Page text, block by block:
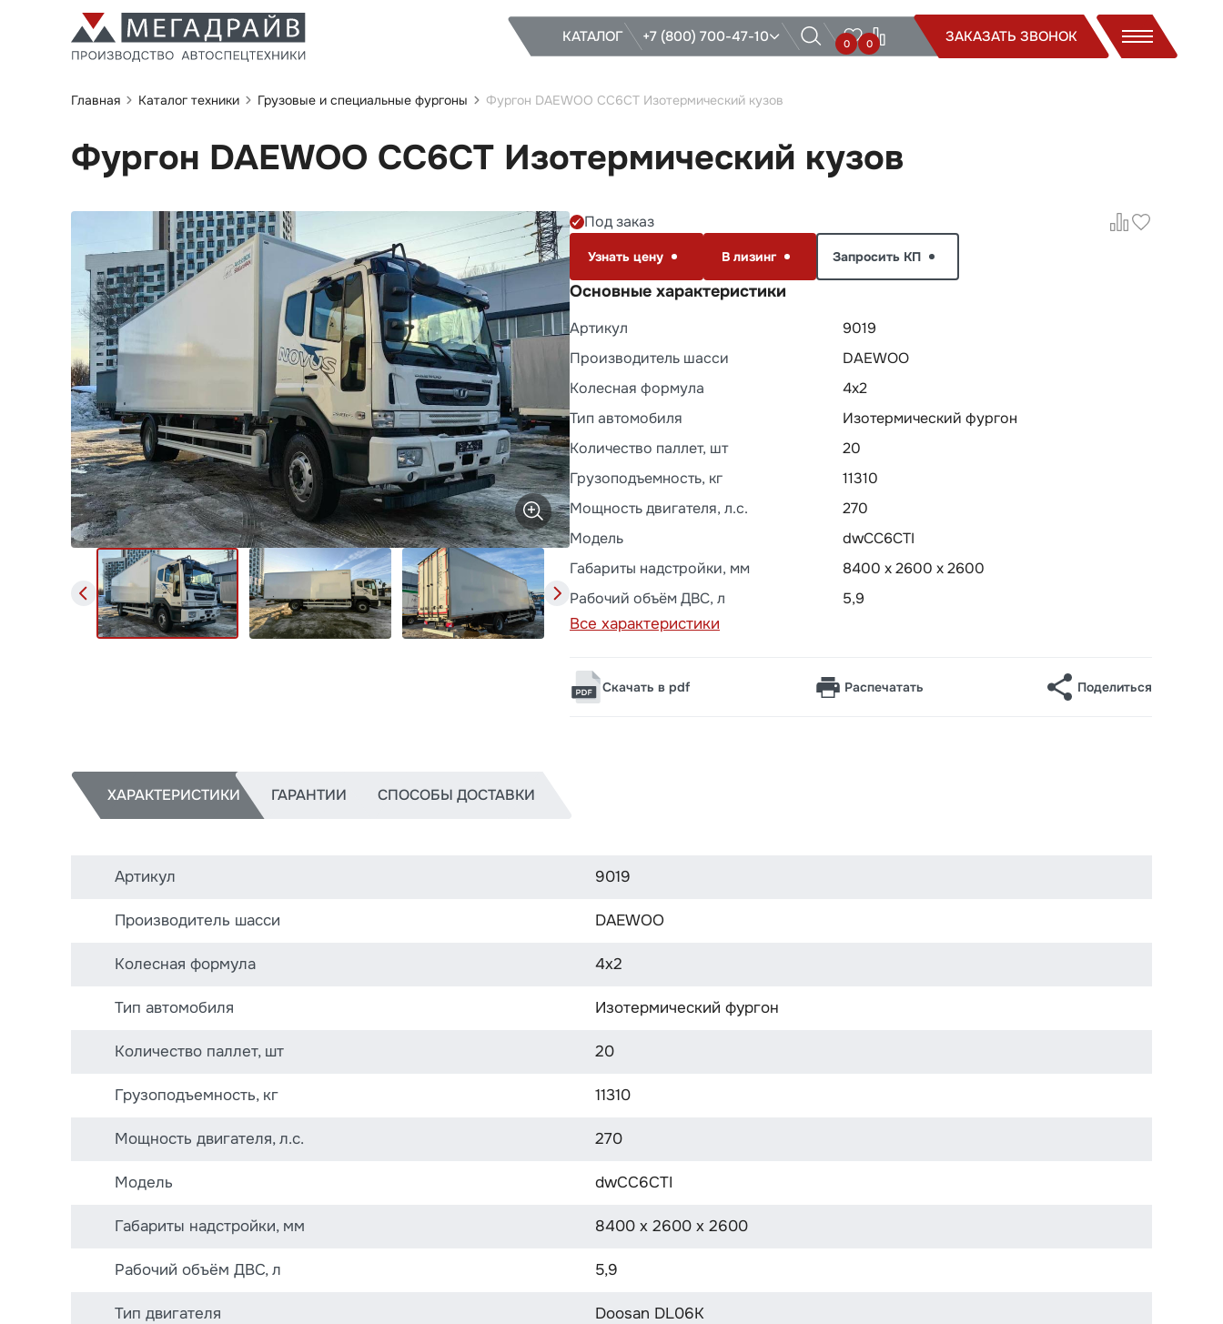
КАТАЛОГ +7 (800) 700-47-10 0 0 ЗАКАЗАТЬ ЗВОНОК
Главная Каталог техники Грузовые и специальные фургоны Фургон DAEWOO CC6CT Изотермический кузов
Фургон DAEWOO CC6CT Изотермический кузов
Под заказ
Узнать цену В лизинг Запросить КП
Основные характеристики
Артикул
9019
Производитель шасси
DAEWOO
Колесная формула
4х2
Тип автомобиля
Изотермический фургон
Количество паллет, шт
20
Грузоподъемность, кг
11310
Мощность двигателя, л.с.
270
Модель
dwCC6CTI
Габариты надстройки, мм
8400 х 2600 х 2600
Рабочий объём ДВС, л
5,9
Все характеристики
Скачать в pdf Распечатать Поделиться
ХАРАКТЕРИСТИКИ ГАРАНТИИ СПОСОБЫ ДОСТАВКИ
Артикул 9019
Производитель шасси DAEWOO
Колесная формула 4х2
Тип автомобиля Изотермический фургон
Количество паллет, шт 20
Грузоподъемность, кг 11310
Мощность двигателя, л.с. 270
Модель dwCC6CTI
Габариты надстройки, мм 8400 х 2600 х 2600
Рабочий объём ДВС, л 5,9
Тип двигателя Doosan DL06K